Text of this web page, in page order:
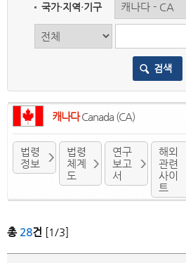
국가·지역·기구
검색
캐나다Canada (CA)
법령
정보
법령
체계
도
연구
보고
서
해외
관련
사이
트
총 28건 [1/3]